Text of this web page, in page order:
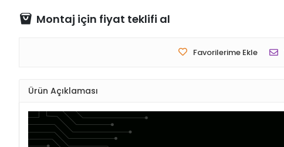
Montaj için fiyat teklifi al
Favorilerime Ekle
Ürün Açıklaması